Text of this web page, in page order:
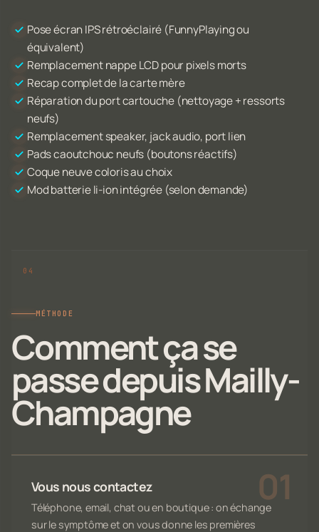
Pose écran IPS rétroéclairé (FunnyPlaying ou
équivalent)
Remplacement nappe LCD pour pixels morts
Recap complet de la carte mère
Réparation du port cartouche (nettoyage + ressorts
neufs)
Remplacement speaker, jack audio, port lien
Pads caoutchouc neufs (boutons réactifs)
Coque neuve coloris au choix
Mod batterie li-ion intégrée (selon demande)
MÉTHODE
Comment ça se
passe depuis Mailly-
Champagne
Vous nous contactez
Téléphone, email, chat ou en boutique : on échange
sur le symptôme et on vous donne les premières